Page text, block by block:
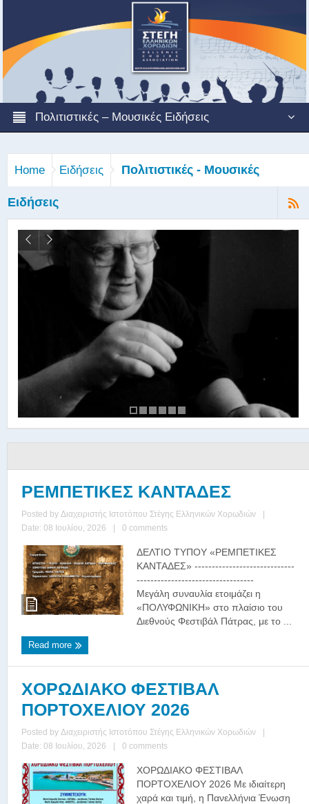
Πολιτιστικές – Μουσικές Ειδήσεις
Home Ειδήσεις Πολιτιστικές - Μουσικές
Ειδήσεις
ΡΕΜΠΕΤΙΚΕΣ ΚΑΝΤΑΔΕΣ
Posted by Διαχειριστής Ιστοτόπου Στέγης Ελληνικών Χορωδιών
|
Date: 08 Ιουλίου, 2026
| 0 comments
ΔΕΛΤΙΟ ΤΥΠΟΥ «ΡΕΜΠΕΤΙΚΕΣ
ΚΑΝΤΑΔΕΣ» -----------------------------
----------------------------------
Μεγάλη συναυλία ετοιμάζει η
«ΠΟΛΥΦΩΝΙΚΗ» στο πλαίσιο του
Διεθνούς Φεστιβάλ Πάτρας, με το ...
Read more
ΧΟΡΩΔΙΑΚΟ ΦΕΣΤΙΒΑΛ
ΠΟΡΤΟΧΕΛΙΟΥ 2026
Posted by Διαχειριστής Ιστοτόπου Στέγης Ελληνικών Χορωδιών
|
Date: 08 Ιουλίου, 2026
| 0 comments
ΧΟΡΩΔΙΑΚΟ ΦΕΣΤΙΒΑΛ
ΠΟΡΤΟΧΕΛΙΟΥ 2026 Με ιδιαίτερη
χαρά και τιμή, η Πανελλήνια Ένωση